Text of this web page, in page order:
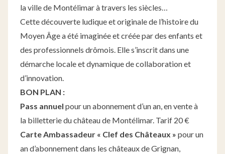
la ville de Montélimar à travers les siècles…
Cette découverte ludique et originale de l’histoire du
Moyen Âge a été imaginée et créée par des enfants et
des professionnels drômois. Elle s’inscrit dans une
démarche locale et dynamique de collaboration et
d’innovation.
BON PLAN :
Pass annuel pour un abonnement d’un an, en vente à
la billetterie du château de Montélimar. Tarif 20 €
Carte Ambassadeur « Clef des Châteaux » pour un
an d’abonnement dans les châteaux de Grignan,